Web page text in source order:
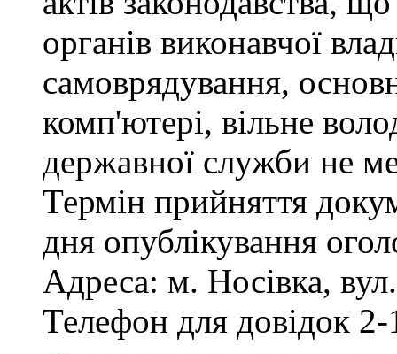
органів виконавчої
самоврядування,
комп'ютері, вільне
державної служби не
Термін прийняття
дня опублікування
Адреса: м. Носівка,
Телефон для довідок